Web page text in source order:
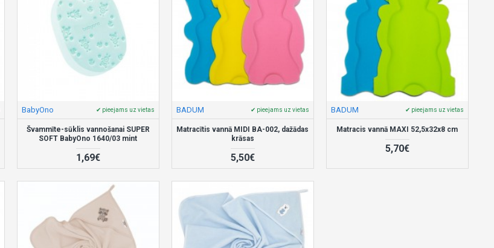
BabyOno ✔ pieejams uz vietas
Švammīte-sūklis vannošanai SUPER
SOFT BabyOno 1640/03 mint
1,69€
BADUM ✔ pieejams uz vietas
Matracītis vannā MIDI BA-002, dažādas
krāsas
5,50€
BADUM ✔ pieejams uz vietas
Matracis vannā MAXI 52,5x32x8 cm
5,70€